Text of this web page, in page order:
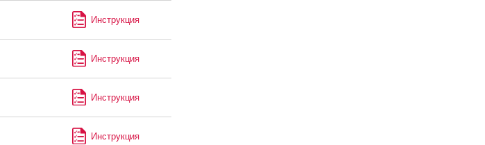
Инструкция
Инструкция
Инструкция
Инструкция